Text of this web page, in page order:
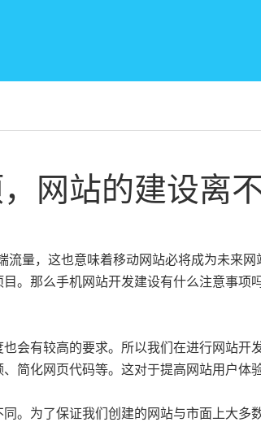
网站的建设离
量，这也意味着移动网站必将成为未来网
。那么手机网站开发建设有什么注意事项
会有较高的要求。所以我们在进行网站
化网页代码等。这对于提高网站用户体
。为了保证我们创建的网站与市面上大